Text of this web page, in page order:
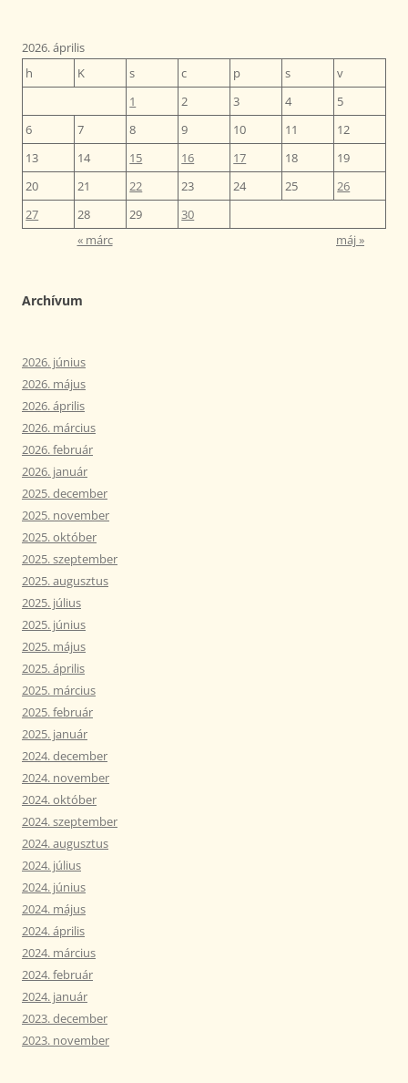
2026. április
h
K s c p s
v
1
2 3 4
5
6
7 8 9 10 11
12
13
14 15 16 17 18
19
20
21 22 23 24 25
26
27
28 29
30
« márc
máj »
Archívum
2026. június
2026. május
2026. április
2026. március
2026. február
2026. január
2025. december
2025. november
2025. október
2025. szeptember
2025. augusztus
2025. július
2025. június
2025. május
2025. április
2025. március
2025. február
2025. január
2024. december
2024. november
2024. október
2024. szeptember
2024. augusztus
2024. július
2024. június
2024. május
2024. április
2024. március
2024. február
2024. január
2023. december
2023. november